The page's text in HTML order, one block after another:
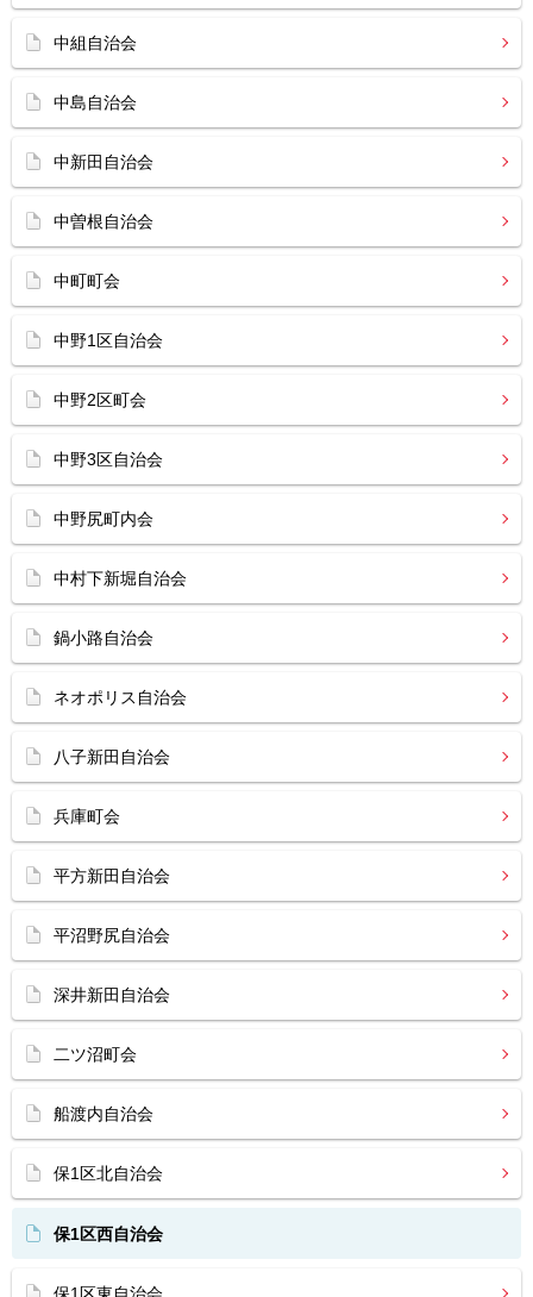
中組自治会
中島自治会
中新田自治会
中曽根自治会
中町町会
中野1区自治会
中野2区町会
中野3区自治会
中野尻町内会
中村下新堀自治会
鍋小路自治会
ネオポリス自治会
八子新田自治会
兵庫町会
平方新田自治会
平沼野尻自治会
深井新田自治会
二ツ沼町会
船渡内自治会
保1区北自治会
保1区西自治会